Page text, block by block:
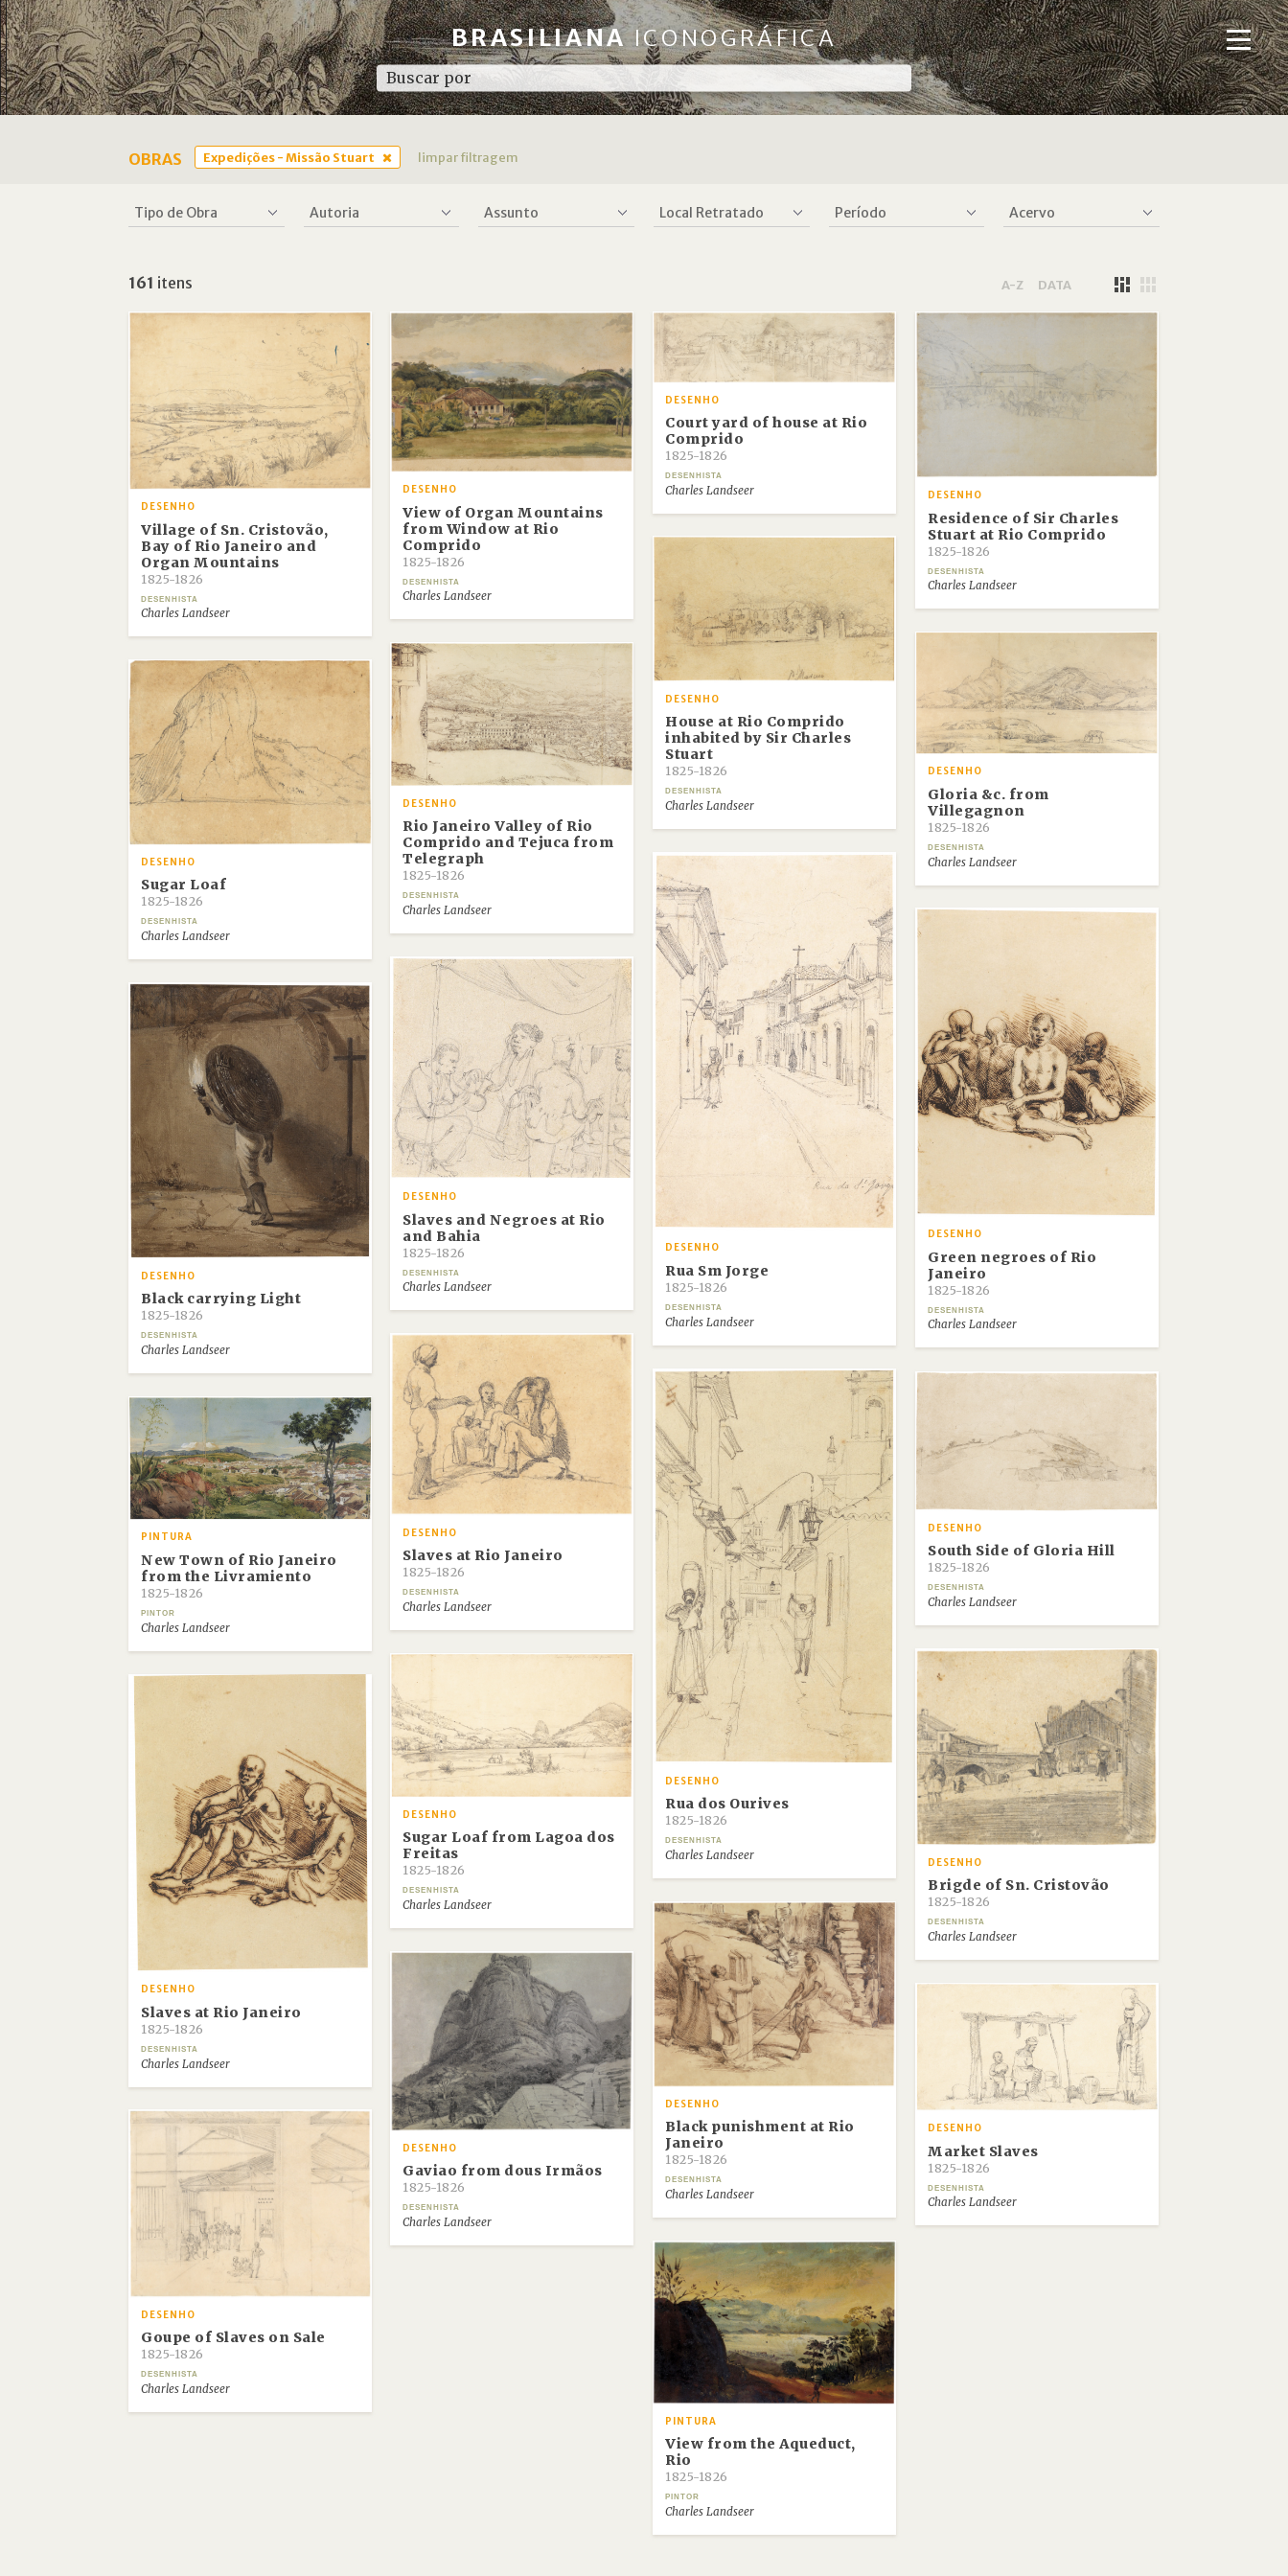
BRASILIANAICONOGRÁFICA
OBRAS Expedições - Missão Stuart limpar filtragem
161 itens A-Z DATA
DESENHO
Village of Sn. Cristovão,
Bay of Rio Janeiro and
Organ Mountains
1825-1826
DESENHISTA
Charles Landseer
DESENHO
View of Organ Mountains
from Window at Rio
Comprido
1825-1826
DESENHISTA
Charles Landseer
DESENHO
Court yard of house at Rio
Comprido
1825-1826
DESENHISTA
Charles Landseer DESENHO
Residence of Sir Charles
Stuart at Rio Comprido
1825-1826
DESENHISTA
Charles Landseer
DESENHO
House at Rio Comprido
inhabited by Sir Charles
Stuart
1825-1826
DESENHISTA
Charles Landseer
DESENHO
Gloria &c. from
Villegagnon
1825-1826
DESENHISTA
Charles Landseer
DESENHO
Rio Janeiro Valley of Rio
Comprido and Tejuca from
Telegraph
1825-1826
DESENHISTA
Charles Landseer
DESENHO
Sugar Loaf
1825-1826
DESENHISTA
Charles Landseer
DESENHO
Rua Sm Jorge
1825-1826
DESENHISTA
Charles Landseer
DESENHO
Green negroes of Rio
Janeiro
1825-1826
DESENHISTA
Charles Landseer
DESENHO
Slaves and Negroes at Rio
and Bahia
1825-1826
DESENHISTA
Charles Landseer
DESENHO
Black carrying Light
1825-1826
DESENHISTA
Charles Landseer
DESENHO
Slaves at Rio Janeiro
1825-1826
DESENHISTA
Charles Landseer
DESENHO
Rua dos Ourives
1825-1826
DESENHISTA
Charles Landseer
DESENHO
South Side of Gloria Hill
1825-1826
DESENHISTA
Charles Landseer
PINTURA
New Town of Rio Janeiro
from the Livramiento
1825-1826
PINTOR
Charles Landseer
DESENHO
Brigde of Sn. Cristovão
1825-1826
DESENHISTA
Charles Landseer
DESENHO
Sugar Loaf from Lagoa dos
Freitas
1825-1826
DESENHISTA
Charles Landseer
DESENHO
Slaves at Rio Janeiro
1825-1826
DESENHISTA
Charles Landseer
DESENHO
Black punishment at Rio
Janeiro
1825-1826
DESENHISTA
Charles Landseer
DESENHO
Gaviao from dous Irmãos
1825-1826
DESENHISTA
Charles Landseer
DESENHO
Market Slaves
1825-1826
DESENHISTA
Charles Landseer
DESENHO
Goupe of Slaves on Sale
1825-1826
DESENHISTA
Charles Landseer
PINTURA
View from the Aqueduct,
Rio
1825-1826
PINTOR
Charles Landseer